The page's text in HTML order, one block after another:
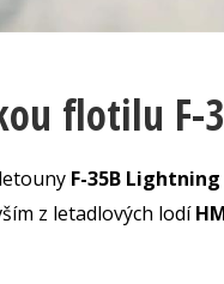
flotilu F-
F-35B Lightning
z letadlových lodí